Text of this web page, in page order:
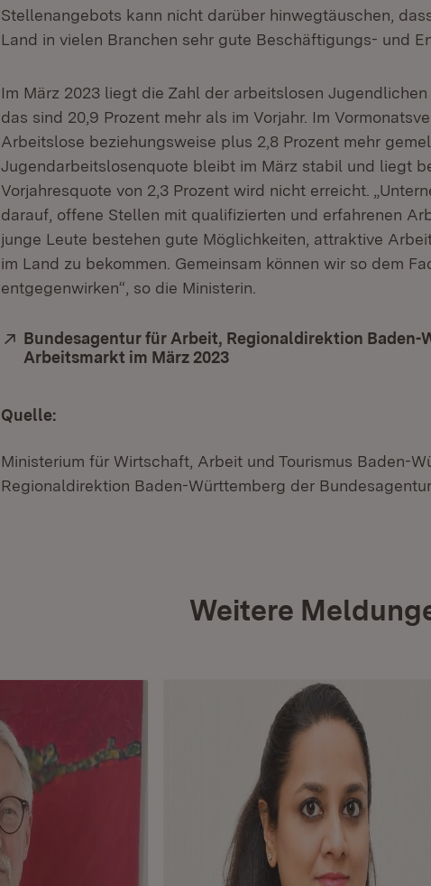
Stellenangebots kann nicht darüber hinwegtäuschen,
Land in vielen Branchen sehr gute Beschäftigungs- und
Im März 2023 liegt die Zahl der arbeitslosen Jugendlichen
das sind 20,9 Prozent mehr als im Vorjahr. Im
Arbeitslose beziehungsweise plus 2,8 Prozent mehr
Jugendarbeitslosenquote bleibt im März stabil und liegt
Vorjahresquote von 2,3 Prozent wird nicht erreicht.
darauf, offene Stellen mit qualifizierten und erfahrenen
junge Leute bestehen gute Möglichkeiten, attraktive
im Land zu bekommen. Gemeinsam können wir so dem
entgegenwirken“, so die Ministerin.
Extern:
Bundesagentur für Arbeit, Regionaldirektion Baden-
Arbeitsmarkt im März 2023
Quelle:
Ministerium für Wirtschaft, Arbeit und Tourismus Baden-
Regionaldirektion Baden-Württemberg der
Weitere